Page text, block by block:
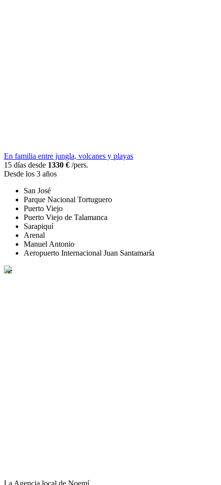
En familia entre jungla, volcanes y playas
15 días desde 1330 € /pers.
Desde los 3 años
San José
Parque Nacional Tortuguero
Puerto Viejo
Puerto Viejo de Talamanca
Sarapiquí
Arenal
Manuel Antonio
Aeropuerto Internacional Juan Santamaría